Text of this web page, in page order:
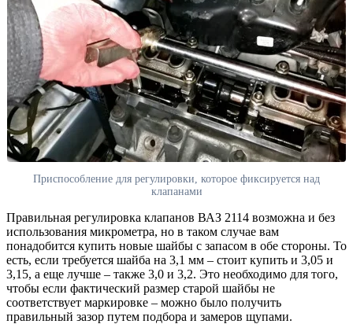
Приспособление для регулировки, которое фиксируется над
клапанами
Правильная регулировка клапанов ВАЗ 2114 возможна и без
использования микрометра, но в таком случае вам
понадобится купить новые шайбы с запасом в обе стороны. То
есть, если требуется шайба на 3,1 мм – стоит купить и 3,05 и
3,15, а еще лучше – также 3,0 и 3,2. Это необходимо для того,
чтобы если фактический размер старой шайбы не
соответствует маркировке – можно было получить
правильный зазор путем подбора и замеров щупами.